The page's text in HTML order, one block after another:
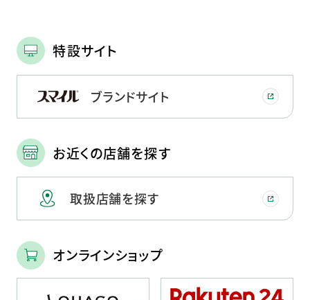
特設サイト
ブランドサイト
お近くの店舗を探す
取扱店舗を探す
オンラインショップ